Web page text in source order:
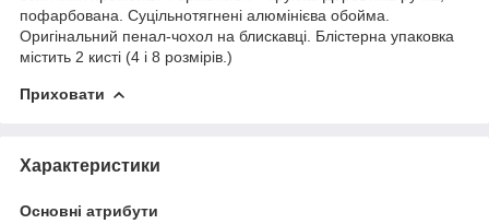
пофарбована. Суцільнотягнені алюмінієва обойма.
Оригінальний пенал-чохол на блискавці. Блістерна упаковка
містить 2 кисті (4 і 8 розмірів.)
Приховати
Характеристики
Основні атрибути